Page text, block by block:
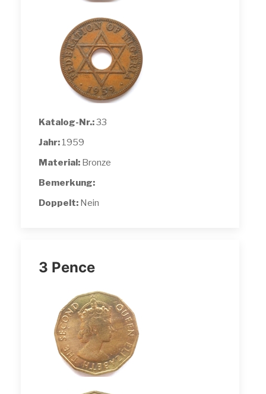
Katalog-Nr.:33
Jahr: 1959
Material: Bronze
Bemerkung:
Doppelt: Nein
3 Pence